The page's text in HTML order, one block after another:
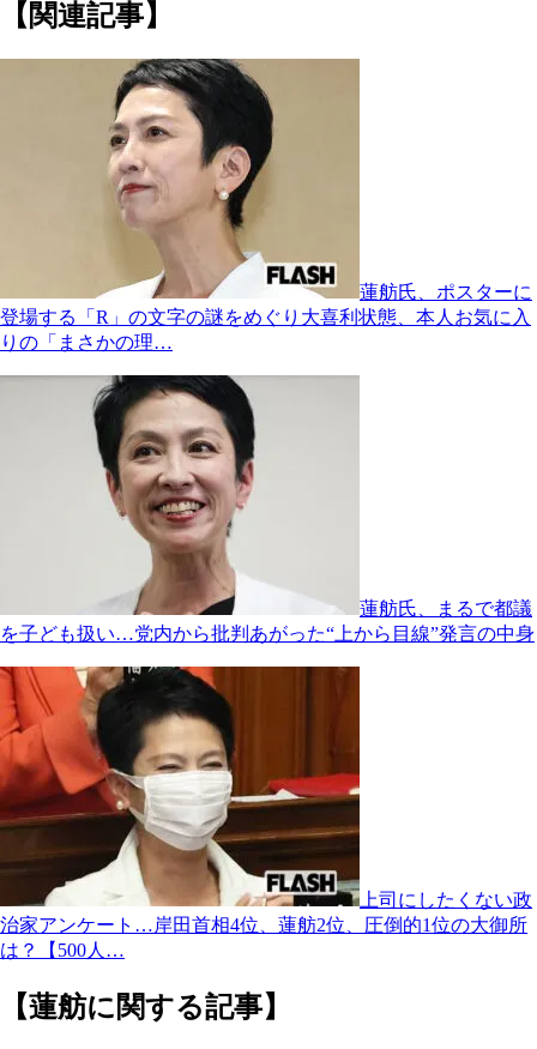
【関連記事】
蓮舫氏、ポスターに
登場する「R」の文字の謎をめぐり大喜利状態、本人お気に入
りの「まさかの理…
蓮舫氏、まるで都議
を子ども扱い…党内から批判あがった“上から目線”発言の中身
上司にしたくない政
治家アンケート…岸田首相4位、蓮舫2位、圧倒的1位の大御所
は？【500人…
【蓮舫に関する記事】